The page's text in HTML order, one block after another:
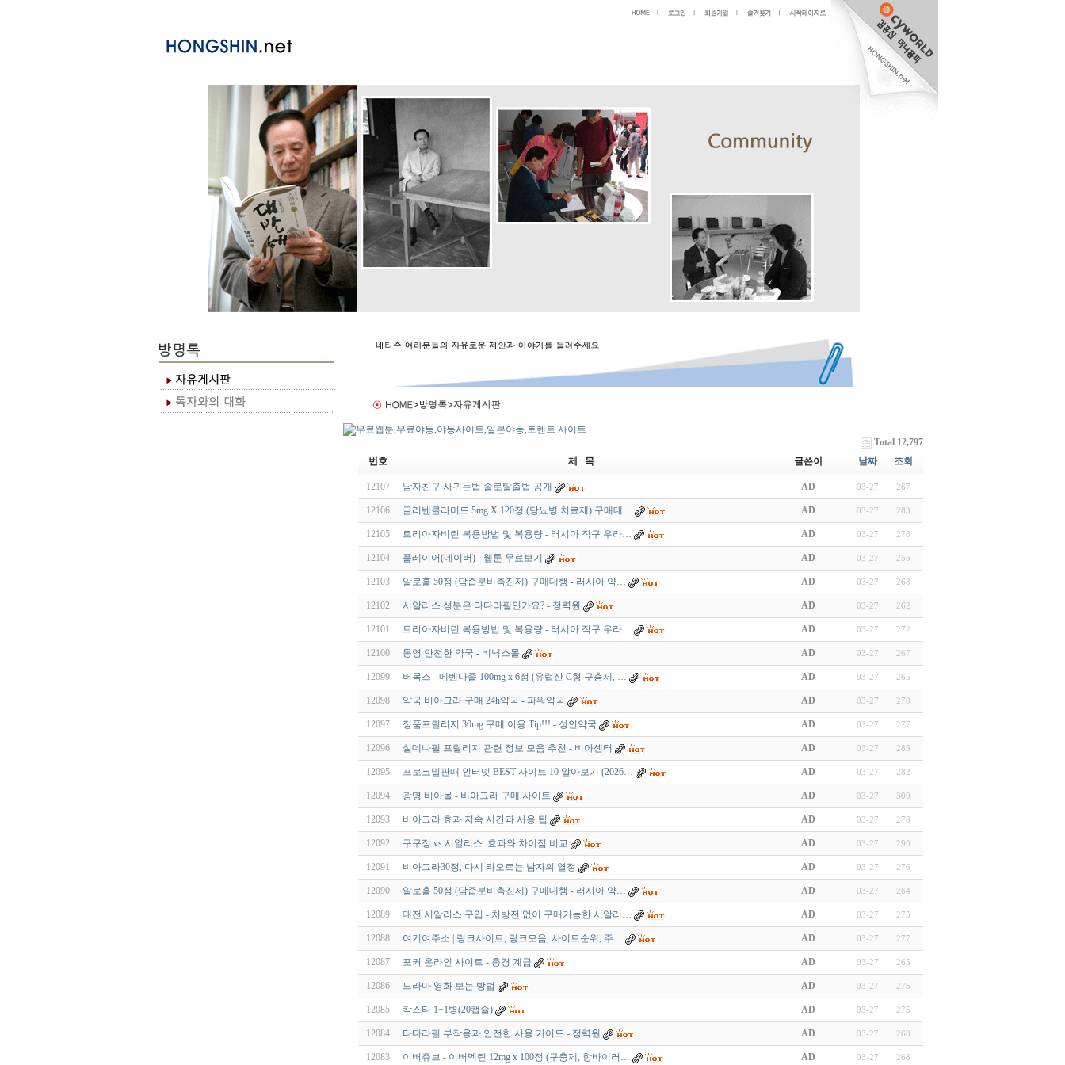
Total 12,797
번호
제 목 글쓴이 날짜 조회
12107 남자친구 사귀는법 솔로탈출법 공개 AD 03-27 267
12106 글리벤클라미드 5mg X 120정 (당뇨병 치료제) 구매대… AD 03-27 283
12105 트리아자비린 복용방법 및 복용량 - 러시아 직구 우라… AD 03-27 278
12104 플레이어(네이버) - 웹툰 무료보기 AD 03-27 255
12103 알로홀 50정 (담즙분비촉진제) 구매대행 - 러시아 약… AD 03-27 268
12102 시알리스 성분은 타다라필인가요? - 정력원 AD 03-27 262
12101 트리아자비린 복용방법 및 복용량 - 러시아 직구 우라… AD 03-27 272
12100 통영 안전한 약국 - 비닉스몰 AD 03-27 267
12099 버목스 - 메벤다졸 100mg x 6정 (유럽산 C형 구충제, … AD 03-27 265
12098 약국 비아그라 구매 24h약국 - 파워약국 AD 03-27 270
12097 정품프릴리지 30mg 구매 이용 Tip!!! - 성인약국 AD 03-27 277
12096 실데나필 프릴리지 관련 정보 모음 추천 - 비아센터 AD 03-27 285
12095 프로코밀판매 인터넷 BEST 사이트 10 알아보기 (2026… AD 03-27 282
12094 광명 비아몰 - 비아그라 구매 사이트 AD 03-27 300
12093 비아그라 효과 지속 시간과 사용 팁 AD 03-27 278
12092 구구정 vs 시알리스: 효과와 차이점 비교 AD 03-27 290
12091 비아그라30정, 다시 타오르는 남자의 열정 AD 03-27 276
12090 알로홀 50정 (담즙분비촉진제) 구매대행 - 러시아 약… AD 03-27 264
12089 대전 시알리스 구입 - 처방전 없이 구매가능한 시알리… AD 03-27 275
12088 여기여주소 | 링크사이트, 링크모음, 사이트순위, 주… AD 03-27 277
12087 포커 온라인 사이트 - 총경 계급 AD 03-27 265
12086 드라마 영화 보는 방법 AD 03-27 275
12085 칵스타 1+1병(20캡슐) AD 03-27 275
12084 타다라필 부작용과 안전한 사용 가이드 - 정력원 AD 03-27 268
12083 이버쥬브 - 이버멕틴 12mg x 100정 (구충제, 항바이러… AD 03-27 268